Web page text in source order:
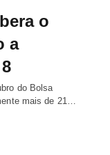
o
a
do Bolsa
mais de 21…